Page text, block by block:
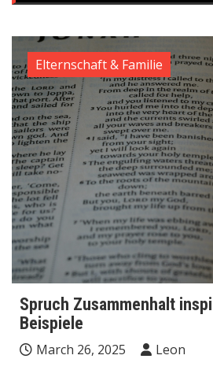
Elternschaft & Familie
Spruch Zusammenhalt
Beispiele
March 26, 2025
Leon